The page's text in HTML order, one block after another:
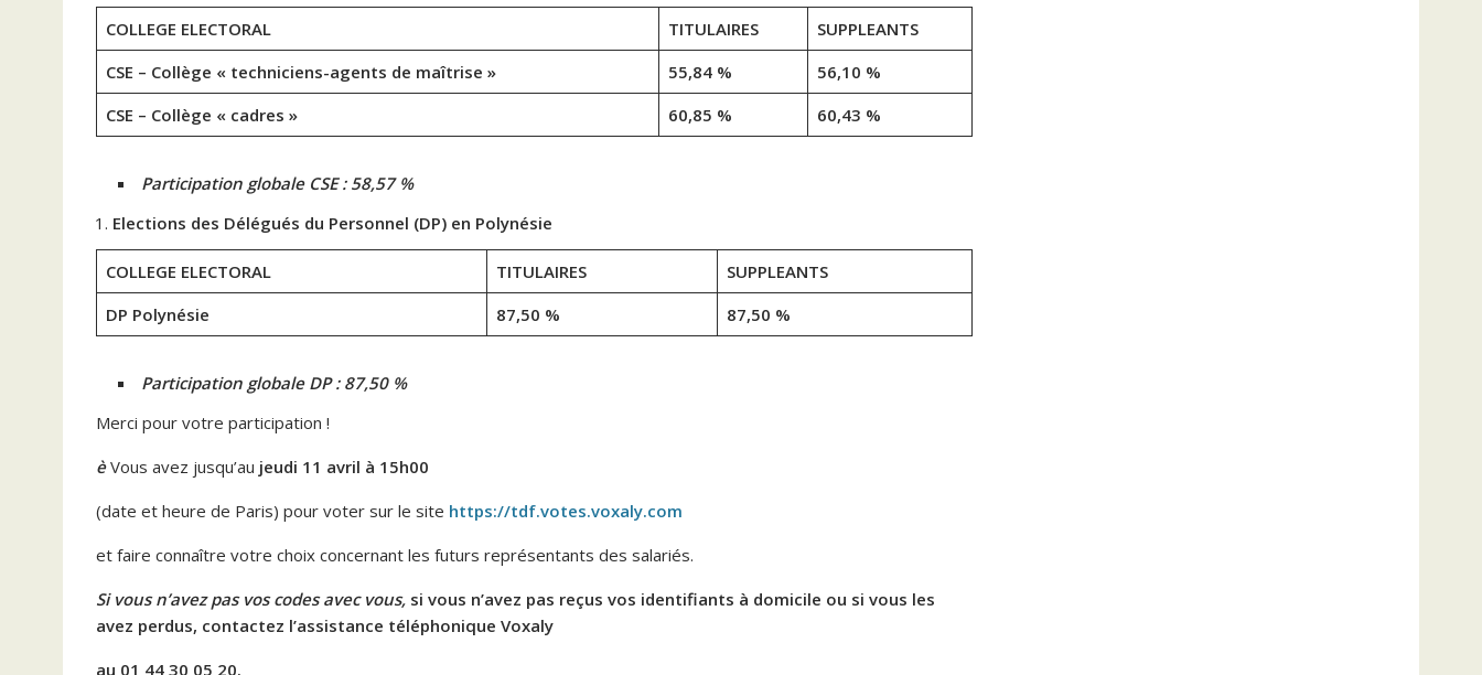
COLLEGE ELECTORAL TITULAIRES
SUPPLEANTS
CSE – Collège « techniciens-agents de maîtrise »
55,84 %
56,10 %
CSE – Collège « cadres »
60,85 % 60,43 %
Participation globale CSE : 58,57 %
Elections des Délégués du Personnel (DP) en Polynésie
COLLEGE ELECTORAL TITULAIRES
SUPPLEANTS
DP Polynésie
87,50 % 87,50 %
Participation globale DP : 87,50 %
Merci pour votre participation !
è Vous avez jusqu’au jeudi 11 avril à 15h00
(date et heure de Paris) pour voter sur le site https://tdf.votes.voxaly.com
et faire connaître votre choix concernant les futurs représentants des salariés.
Si vous n’avez pas vos codes avec vous, si vous n’avez pas reçus vos identifiants à domicile ou si vous les
avez perdus, contactez l’assistance téléphonique Voxaly
au 01 44 30 05 20.